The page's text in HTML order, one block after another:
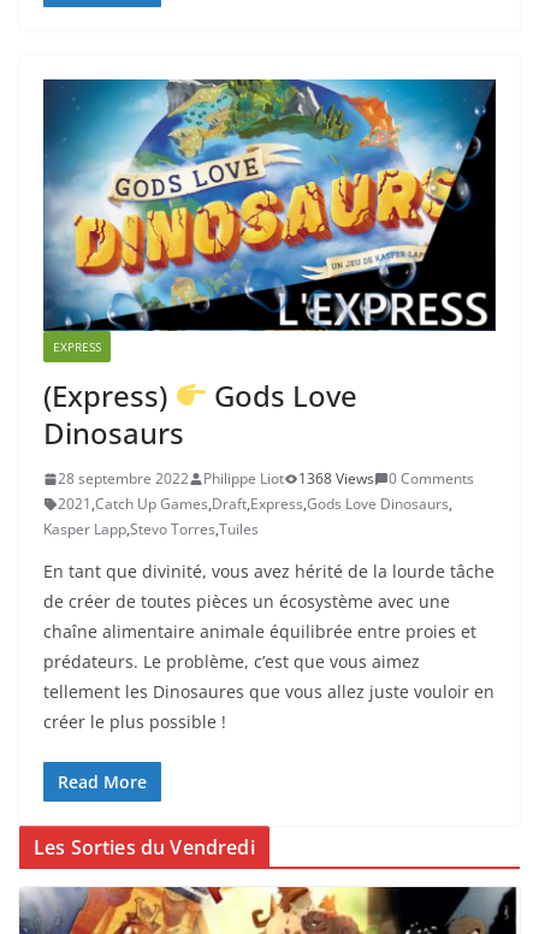
EXPRESS
(Express)
Gods Love
Dinosaurs
28 septembre 2022 Philippe Liot 1368 Views
0 Comments
2021,Catch Up Games,Draft,Express,Gods Love Dinosaurs,
Kasper Lapp,Stevo Torres,Tuiles
En tant que divinité, vous avez hérité de la lourde tâche
de créer de toutes pièces un écosystème avec une
chaîne alimentaire animale équilibrée entre proies et
prédateurs. Le problème, c’est que vous aimez
tellement les Dinosaures que vous allez juste vouloir en
créer le plus possible !
Read More
Les Sorties du Vendredi